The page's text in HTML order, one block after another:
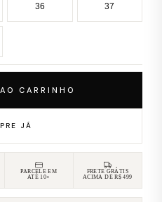
36 37
CARRINHO
JÁ
PARCELE EM
ATÉ 10×
FRETE GRÁTIS
ACIMA DE R$ 499